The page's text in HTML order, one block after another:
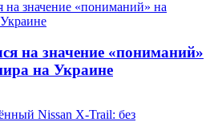
на значение «пониманий»
на Украине